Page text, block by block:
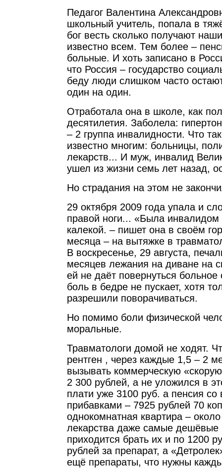
Педагог Валентина
школьный учитель, попала в
бог весть сколько получают
известно всем. Тем более –
больные. И хоть записано в
что Россия – государство
беду люди слишком часто
один на один.
Отработала она в школе, как
десятилетия. Заболела:
– 2 группа инвалидности. Что
известно многим: больницы,
лекарств... И муж, инвалид
ушел из жизни семь лет назад,
Но страдания на этом не
29 октября 2009 года упала и
правой ноги... «Была инвалидом
калекой. – пишет она в своём
месяца – на вытяжке в
В воскресенье, 29 августа,
месяцев лежания на диване на
ей не даёт повернуться
боль в бедре не пускает, хотя
разрешили поворачиваться.
Но помимо боли физической
моральные.
Травматологи домой не ходят.
рентген , через каждые 1,5 – 2
вызывать коммерческую
2 300 рублей, а не уложился в
плати уже 3100 руб. а пенсия
прибавками – 7925 рублей 70
однокомнатная квартира –
лекарства даже самые дешёвые
приходится брать их и по 1200
рублей за препарат, а
ещё препараты, что нужны